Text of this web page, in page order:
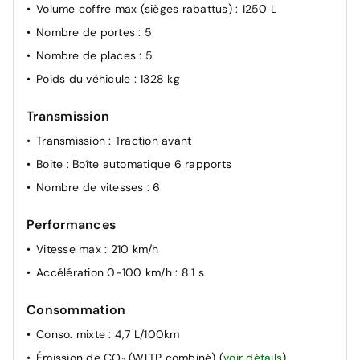
au démarrage en pente - Alerte active de
Conducteur - Alerte Risque Collision - Alerte Anti-
Somnolence / Coffee Break Alert - Caméra d’alerte
attention du conducteur - Affichage de la limitation de
Commandes au volant du système audio et du
porte-gobelets et accoudoir coulissant
Jantes alliage 18" AMBER Diamantées
Prédisposition pour roue de secours
Volume coffre max (sièges rabattus) : 1250 L
Nombre de portes: 5
Nombre de places: 5
Poids du véhicule : 1328 kg
Transmission
Transmission: Traction avant
Boite : Boîte automatique 6 rapports
Nombre de vitesses : 6
Performances
Vitesse max : 210 km/h
Accélération 0-100 km/h : 8.1 s
Consommation
Conso. mixte: 4,7 L/100km